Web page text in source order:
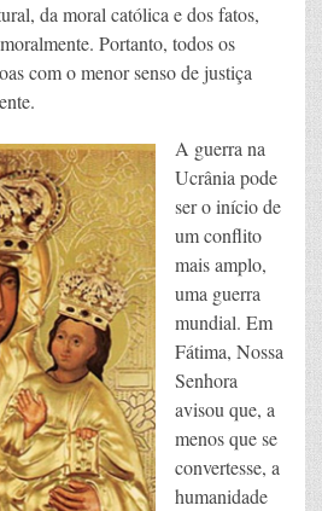
da moral católica e dos fatos,
Portanto, todos os
com o menor senso de justiça
A guerra na
Ucrânia pode
ser o início de
um conflito
mais amplo,
uma guerra
mundial. Em
Fátima, Nossa
Senhora
avisou que, a
menos que se
convertesse, a
humanidade